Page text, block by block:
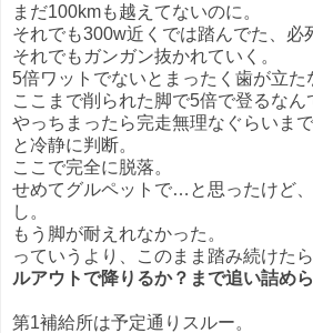
まだ100kmも越えてないのに。
それでも300w近くでは踏んでた、必
それでもガンガン抜かれていく。
5倍ワットでないとまったく歯が立た
ここまで削られた脚で5倍で登るな
やっちまったら完走無理なぐらいま
と冷静に判断。
ここで完全に脱落。
せめてグルペットで…と思ったけど
し。
もう脚が耐えれなかった。
っていうより、このまま踏み続けたら
ルアウトで降りるか？まで追い詰め
第1補給所は予定通りスルー。